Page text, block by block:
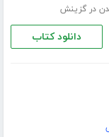
در گزینش
دانلود کتاب